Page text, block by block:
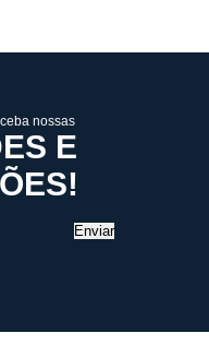
nossas
E
Enviar